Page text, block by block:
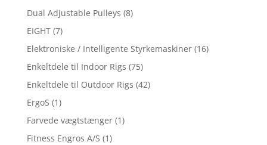
Dual Adjustable Pulleys (8)
EIGHT (7)
Elektroniske / Intelligente Styrkemaskiner (16)
Enkeltdele til Indoor Rigs (75)
Enkeltdele til Outdoor Rigs (42)
ErgoS (1)
Farvede vægtstænger (1)
Fitness Engros A/S (1)